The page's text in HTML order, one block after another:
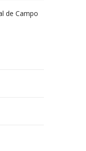
- Revista
de Campo